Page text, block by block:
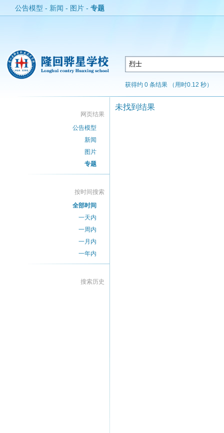
公告模型 - 新闻 - 图片 - 专题
获得约 0 条结果 （用时0.12 秒）
网页结果
公告模型
新闻
图片
专题
按时间搜索
全部时间
一天内
一周内
一月内
一年内
搜索历史
未找到结果